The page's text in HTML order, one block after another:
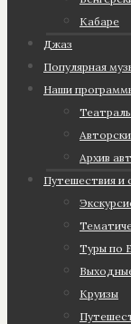
Кабаре
Джаз
Популярная
Наши
Архив
Путешествия и
Туры по
Круизы